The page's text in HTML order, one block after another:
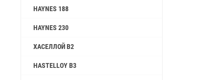
HAYNES 188
HAYNES 230
ХАСЕЛЛОЙ B2
HASTELLOY B3